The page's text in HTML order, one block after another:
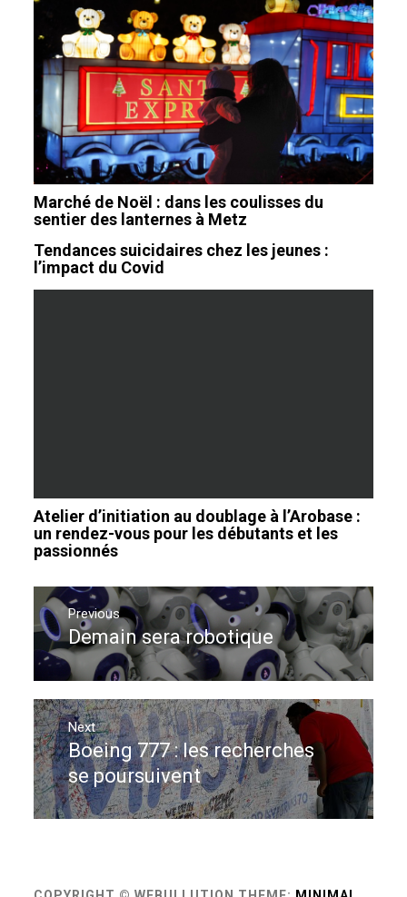
Marché de Noël : dans les coulisses du
sentier des lanternes à Metz
Tendances suicidaires chez les jeunes :
l’impact du Covid
Atelier d’initiation au doublage à l’Arobase :
un rendez-vous pour les débutants et les
passionnés
Navigation
de
l’article
Previous
Previous
post:
Demain sera robotique
Next
Next
post:
Boeing 777 : les recherches
se poursuivent